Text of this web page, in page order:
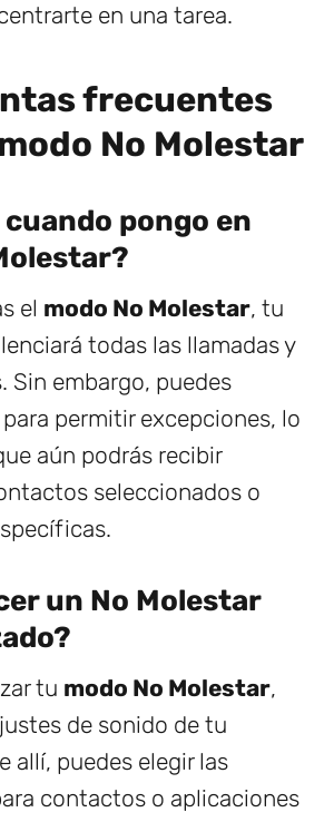
en una tarea.
frecuentes
No Molestar
cuando pongo en
el modo No Molestar, tu
todas las llamadas y
Sin embargo, puedes
permitir excepciones, lo
aún podrás recibir
seleccionados o
un No Molestar
tu modo No Molestar,
de sonido de tu
allí, puedes elegir las
contactos o aplicaciones